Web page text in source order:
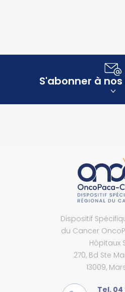
S'abonner à
Dispositif
du Cancer
Hôpitaux
270, Bd Ste
13009,
Tel. 04